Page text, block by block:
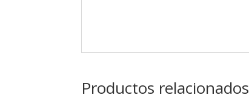
Productos relacionados